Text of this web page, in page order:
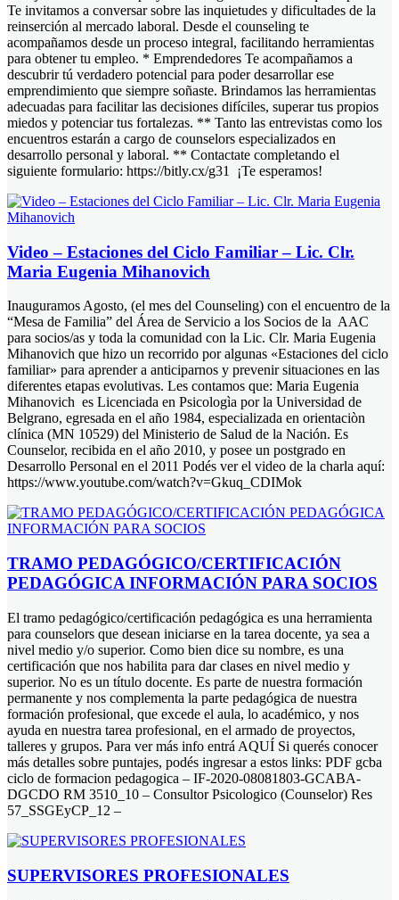
Te invitamos a conversar sobre las inquietudes y dificultades de la
reinserción al mercado laboral. Desde el counseling te
acompañamos desde un proceso integral, facilitando herramientas
para obtener tu empleo. * Emprendedores Te acompañamos a
descubrir tú verdadero potencial para poder desarrollar ese
emprendimiento que siempre soñaste. Brindamos las herramientas
adecuadas para facilitar las decisiones difíciles, superar tus propios
miedos y potenciar tus fortalezas. ** Tanto las entrevistas como los
encuentros estarán a cargo de counselors especializados en
desarrollo personal y laboral. ** Contactate completando el
siguiente formulario: https://bitly.cx/g31 ¡Te esperamos!
Video – Estaciones del Ciclo Familiar – Lic. Clr.
Maria Eugenia Mihanovich
Inauguramos Agosto, (el mes del Counseling) con el encuentro de la
“Mesa de Familia” del Área de Servicio a los Socios de la AAC
para socios/as y toda la comunidad con la Lic. Clr. Maria Eugenia
Mihanovich que hizo un recorrido por algunas «Estaciones del ciclo
familiar» para aprender a anticiparnos y prevenir situaciones en las
diferentes etapas evolutivas. Les contamos que: Maria Eugenia
Mihanovich es Licenciada en Psicologìa por la Universidad de
Belgrano, egresada en el año 1984, especializada en orientaciòn
clínica (MN 10529) del Ministerio de Salud de la Nación. Es
Counselor, recibida en el año 2010, y posee un postgrado en
Desarrollo Personal en el 2011 Podés ver el video de la charla aquí:
https://www.youtube.com/watch?v=Gkuq_CDIMok
TRAMO PEDAGÓGICO/CERTIFICACIÓN
PEDAGÓGICA INFORMACIÓN PARA SOCIOS
El tramo pedagógico/certificación pedagógica es una herramienta
para counselors que desean iniciarse en la tarea docente, ya sea a
nivel medio y/o superior. Como bien dice su nombre, es una
certificación que nos habilita para dar clases en nivel medio y
superior. No es un título docente. Es parte de nuestra formación
permanente y nos complementa la parte pedagógica de nuestra
formación profesional, que excede el aula, lo académico, y nos
ayuda en nuestra tarea profesional, en el armado de proyectos,
talleres y grupos. Para ver más info entrá AQUÍ Si querés conocer
más detalles sobre puntajes, podés ingresar a estos links: PDF gcba
ciclo de formacion pedagogica – IF-2020-08081803-GCABA-
DGCDO RM 3510_10 – Consultor Psicologico (Counselor) Res
57_SSGEyCP_12 –
SUPERVISORES PROFESIONALES